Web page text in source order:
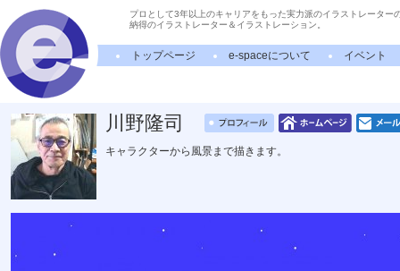
プロとして3年以上のキャリアをもった実力派のイラストレーター
納得のイラストレーター＆イラストレーション。
トップページ e-spaceについて イベント
川野隆司
キャラクターから風景まで描きます。